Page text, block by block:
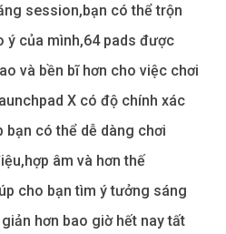
session,bạn có thể trộn
ý của mình,64 pads được
và bền bĩ hơn cho việc chơi
X có độ chính xác
có thể dễ dàng chơi
âm và hơn thế
cho bạn tìm ý tưởng sáng
hơn bao giờ hết nay tất